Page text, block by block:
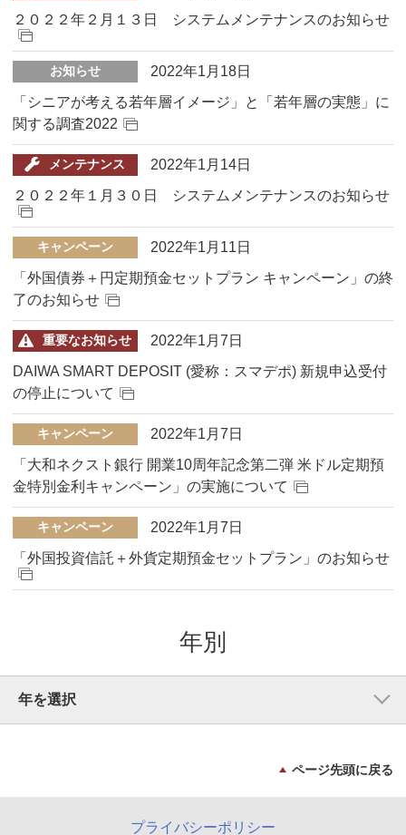
２０２２年２月１３日 システムメンテナンスのお知らせ
お知らせ
2022年1月18日
「シニアが考える若年層イメージ」と「若年層の実態」に
関する調査2022
メンテナンス
2022年1月14日
２０２２年１月３０日 システムメンテナンスのお知らせ
キャンペーン
2022年1月11日
「外国債券＋円定期預金セットプラン キャンペーン」の終
了のお知らせ
重要なお知らせ
2022年1月7日
DAIWA SMART DEPOSIT (愛称：スマデポ) 新規申込受付
の停止について
キャンペーン
2022年1月7日
「大和ネクスト銀行 開業10周年記念第二弾 米ドル定期預
金特別金利キャンペーン」の実施について
キャンペーン
2022年1月7日
「外国投資信託＋外貨定期預金セットプラン」のお知らせ
年別
ページ先頭に戻る
プライバシーポリシー